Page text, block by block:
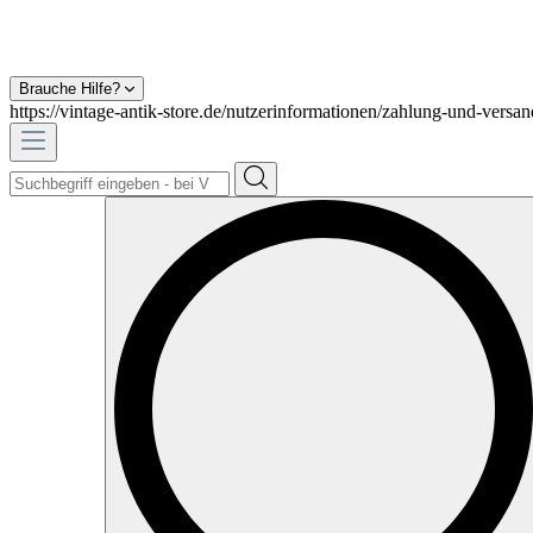
Brauche Hilfe?
https://vintage-antik-store.de/nutzerinformationen/zahlung-und-